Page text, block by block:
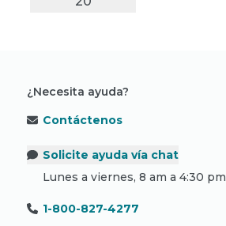
¿Necesita ayuda?
Contáctenos
Solicite ayuda vía chat
Lunes a viernes, 8 am a 4:30 pm
1-800-827-4277